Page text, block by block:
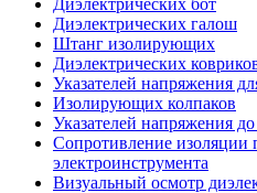
Диэлектрических бот
Диэлектрических галош
Штанг изолирующих
Диэлектрических
Указателей напряжения
Изолирующих колпаков
Указателей напряжения
Сопротивление изоляции
электроинструмента
Визуальный осмотр